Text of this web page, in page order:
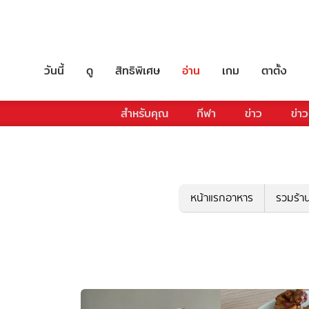
วันนี้ ดู สิทธิพิเศษ อ่าน เกม ตาตั้ง
สำหรับคุณ กีฬา ข่าว ข่า
หน้าแรกอาหาร รวมร้า